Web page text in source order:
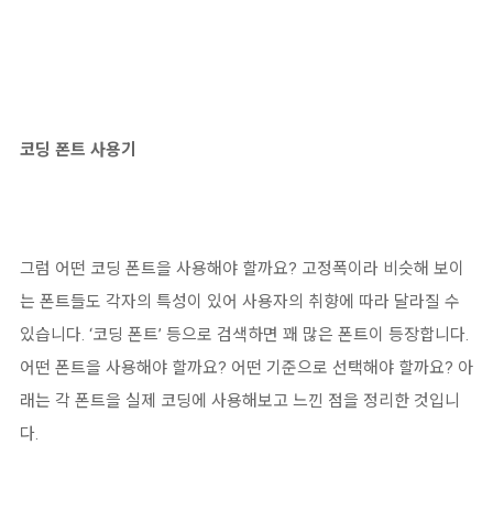
코딩 폰트 사용기
그럼 어떤 코딩 폰트을 사용해야 할까요? 고정폭이라 비슷해 보이
는 폰트들도 각자의 특성이 있어 사용자의 취향에 따라 달라질 수
있습니다. ‘코딩 폰트’ 등으로 검색하면 꽤 많은 폰트이 등장합니다.
어떤 폰트을 사용해야 할까요? 어떤 기준으로 선택해야 할까요? 아
래는 각 폰트을 실제 코딩에 사용해보고 느낀 점을 정리한 것입니
다.